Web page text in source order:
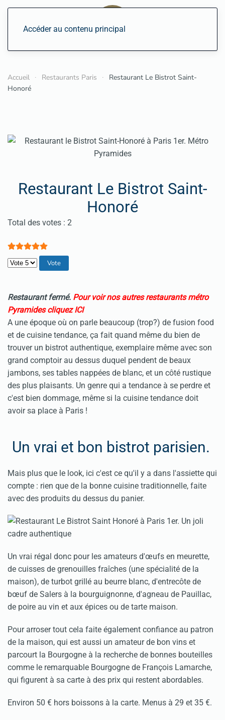
Accéder au contenu principal
Accueil Restaurants Paris
Restaurant Le Bistrot Saint-
Honoré
Restaurant Le Bistrot Saint-
Honoré
Vote utilisateur:5/
Total des votes : 2
Veuillez voter
Restaurant fermé. Pour voir nos autres restaurants métro
Pyramides cliquez ICI
A une époque où on parle beaucoup (trop?) de fusion food
et de cuisine tendance, ça fait quand même du bien de
trouver un bistrot authentique, exemplaire même avec son
grand comptoir au dessus duquel pendent de beaux
jambons, ses tables nappées de blanc, et un côté rustique
des plus plaisants. Un genre qui a tendance à se perdre et
c'est bien dommage, même si la cuisine tendance doit
avoir sa place à Paris !
Un vrai et bon bistrot parisien.
Mais plus que le look, ici c'est ce qu'il y a dans l'assiette qui
compte : rien que de la bonne cuisine traditionnelle, faite
avec des produits du dessus du panier.
Un vrai régal donc pour les amateurs d'œufs en meurette,
de cuisses de grenouilles fraîches (une spécialité de la
maison), de turbot grillé au beurre blanc, d'entrecôte de
bœuf de Salers à la bourguignonne, d'agneau de Pauillac,
de poire au vin et aux épices ou de tarte maison.
Pour arroser tout cela faite également confiance au patron
de la maison, qui est aussi un amateur de bon vins et
parcourt la Bourgogne à la recherche de bonnes bouteilles
comme le remarquable Bourgogne de François Lamarche,
qui figurent à sa carte à des prix qui restent abordables.
Environ 50 € hors boissons à la carte. Menus à 29 et 35 €.